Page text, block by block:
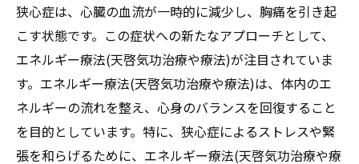
狭心症は、心臓の血流が一時的に減少し、胸痛を引き起
こす状態です。この症状への新たなアプローチとして、
エネルギー療法(天啓気功治療や療法)が注目されていま
す。エネルギー療法(天啓気功治療や療法)は、体内のエ
ネルギーの流れを整え、心身のバランスを回復すること
を目的としています。特に、狭心症によるストレスや緊
張を和らげるために、エネルギー療法(天啓気功治療や療